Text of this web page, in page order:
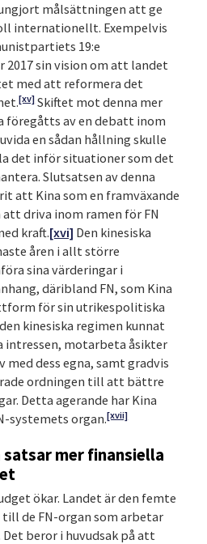
målsättningen att ge
internationellt. Exempelvis
19:e
sin vision om att landet
med att reformera det
[xv]Skiftet mot denna mer
föregåtts av en debatt inom
en sådan hållning skulle
det inför situationer som det
Slutsatsen av denna
att Kina som en framväxande
driva inom ramen för FN
kraft.[xvi] Den kinesiska
åren i allt större
sina värderingar i
däribland FN, som Kina
för sin utrikespolitiska
kinesiska regimen kunnat
intressen, motarbeta åsikter
dess egna, samt gradvis
ordningen till att bättre
Detta agerande har Kina
systemets organ.[xvii]
satsar mer finansiella
ökar. Landet är den femte
de FN-organ som arbetar
beror i huvudsak på att